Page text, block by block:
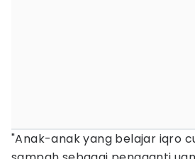
"Anak-anak yang belajar iqro